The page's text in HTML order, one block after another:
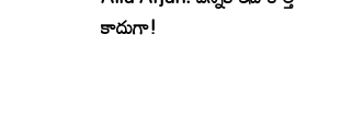
కాదుగా!